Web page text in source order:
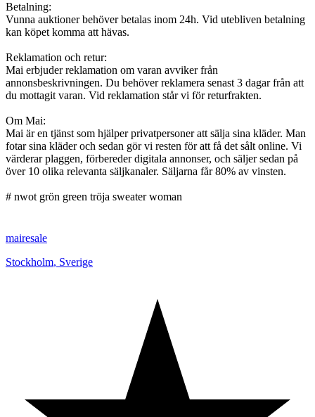
Betalning:
Vunna auktioner behöver betalas inom 24h. Vid utebliven betalning
kan köpet komma att hävas.
Reklamation och retur:
Mai erbjuder reklamation om varan avviker från
annonsbeskrivningen. Du behöver reklamera senast 3 dagar från att
du mottagit varan. Vid reklamation står vi för returfrakten.
Om Mai:
Mai är en tjänst som hjälper privatpersoner att sälja sina kläder. Man
fotar sina kläder och sedan gör vi resten för att få det sålt online. Vi
värderar plaggen, förbereder digitala annonser, och säljer sedan på
över 10 olika relevanta säljkanaler. Säljarna får 80% av vinsten.
# nwot grön green tröja sweater woman
mairesale
Stockholm, Sverige